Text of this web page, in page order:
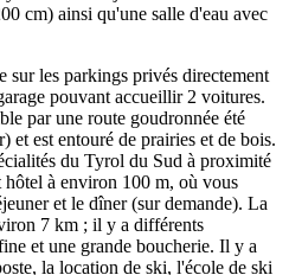
cm) ainsi qu'une salle d'eau avec
sur les parkings privés directement
pouvant accueillir 2 voitures.
par une route goudronnée été
et est entouré de prairies et de bois.
du Tyrol du Sud à proximité
hôtel à environ 100 m, où vous
et le dîner (sur demande). La
7 km ; il y a différents
et une grande boucherie. Il y a
la location de ski, l'école de ski